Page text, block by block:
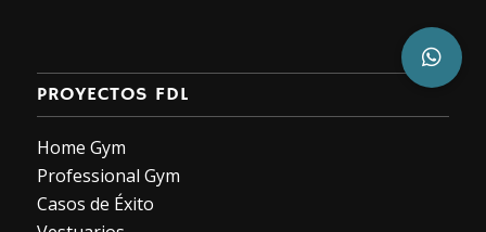
PROYECTOS FDL
Home Gym
Professional Gym
Casos de Éxito